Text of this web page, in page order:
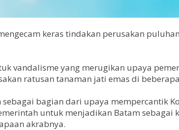
keras tindakan perusakan
vandalisme yang merugikan upaya
ratusan tanaman jati emas di
bagian dari upaya mempercantik
untuk menjadikan Batam sebagai
akrabnya.